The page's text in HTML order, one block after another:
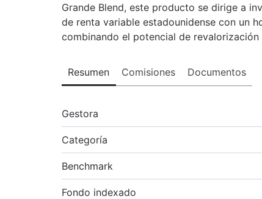
Grande Blend, este producto se dirige a
de renta variable estadounidense con un
combinando el potencial de
Resumen Comisiones Documentos
Gestora
Categoría
Benchmark
Fondo indexado